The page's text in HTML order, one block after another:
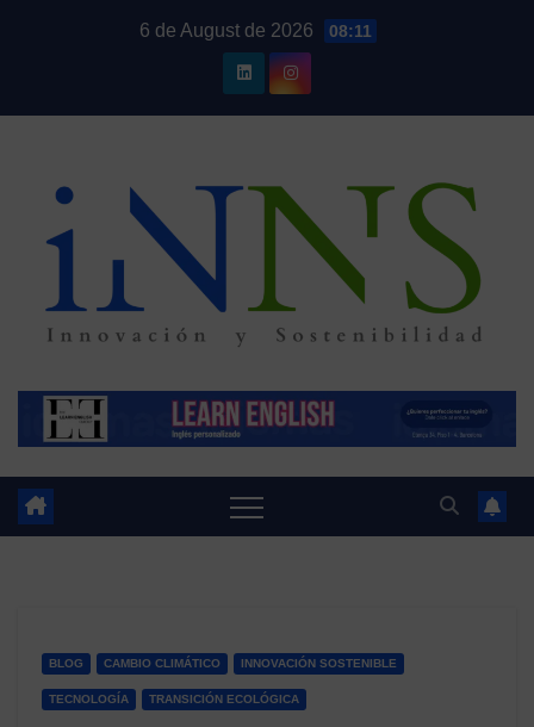
6 de August de 2026 08:11
BLOG CAMBIO CLIMÁTICO INNOVACIÓN SOSTENIBLE
TECNOLOGÍA TRANSICIÓN ECOLÓGICA